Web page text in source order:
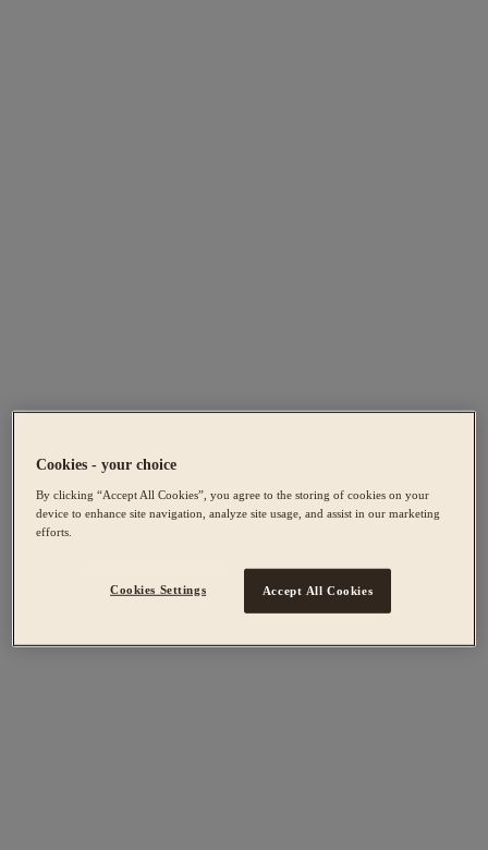
Cookies - your choice
By clicking “Accept All Cookies”, you agree to the storing of cookies on your
device to enhance site navigation, analyze site usage, and assist in our marketing
efforts.
Cookies Settings Accept All Cookies